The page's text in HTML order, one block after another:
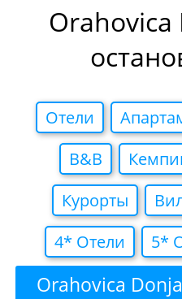
Orahovica
Отели
B&B
Курорты
4* Отели
5*
Orahovica